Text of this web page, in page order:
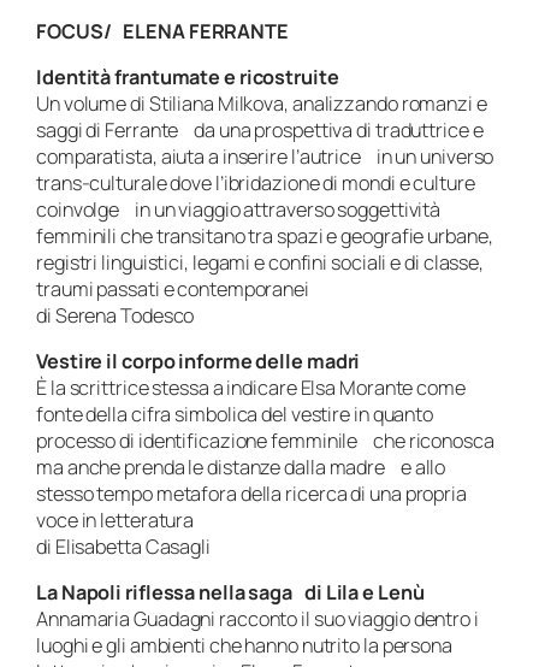
FOCUS/ ELENA FERRANTE
Identità frantumate e ricostruite
Un volume di Stiliana Milkova, analizzando romanzi e
saggi di Ferrante da una prospettiva di traduttrice e
comparatista, aiuta a inserire l’autrice in un universo
trans-culturale dove l’ibridazione di mondi e culture
coinvolge in un viaggio attraverso soggettività
femminili che transitano tra spazi e geografie urbane,
registri linguistici, legami e confini sociali e di classe,
traumi passati e contemporanei
di Serena Todesco
Vestire il corpo informe delle madri
È la scrittrice stessa a indicare Elsa Morante come
fonte della cifra simbolica del vestire in quanto
processo di identificazione femminile che riconosca
ma anche prenda le distanze dalla madre e allo
stesso tempo metafora della ricerca di una propria
voce in letteratura
di Elisabetta Casagli
La Napoli riflessa nella saga di Lila e Lenù
Annamaria Guadagni racconto il suo viaggio dentro i
luoghi e gli ambienti che hanno nutrito la persona